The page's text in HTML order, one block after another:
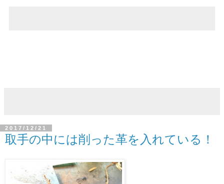
2017/12/21
取手の中には削った革を入れている！